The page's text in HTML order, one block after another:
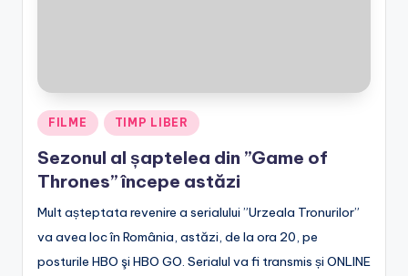
Posted
FILME TIMP LIBER
Sezonul al șaptelea din ”Game of
Thrones” începe astăzi
Mult așteptata revenire a serialului ”Urzeala Tronurilor”
va avea loc în România, astăzi, de la ora 20, pe
posturile HBO şi HBO GO. Serialul va fi transmis și ONLINE